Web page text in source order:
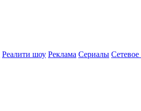
Реалити шоу Реклама Сериалы Сетевое